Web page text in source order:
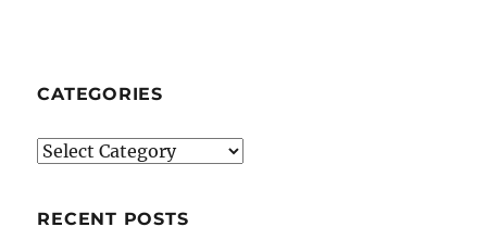
CATEGORIES
Categories
RECENT POSTS